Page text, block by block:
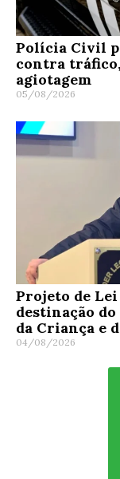
Polícia Civil
contra
agiotagem
05/08/2026
Projeto de
destinação do
da Criança e
04/08/2026